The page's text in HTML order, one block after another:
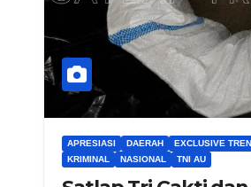
APRESIASI DAERAH EXCLUSIVE
KRIMINAL
NASIONAL TNI AU